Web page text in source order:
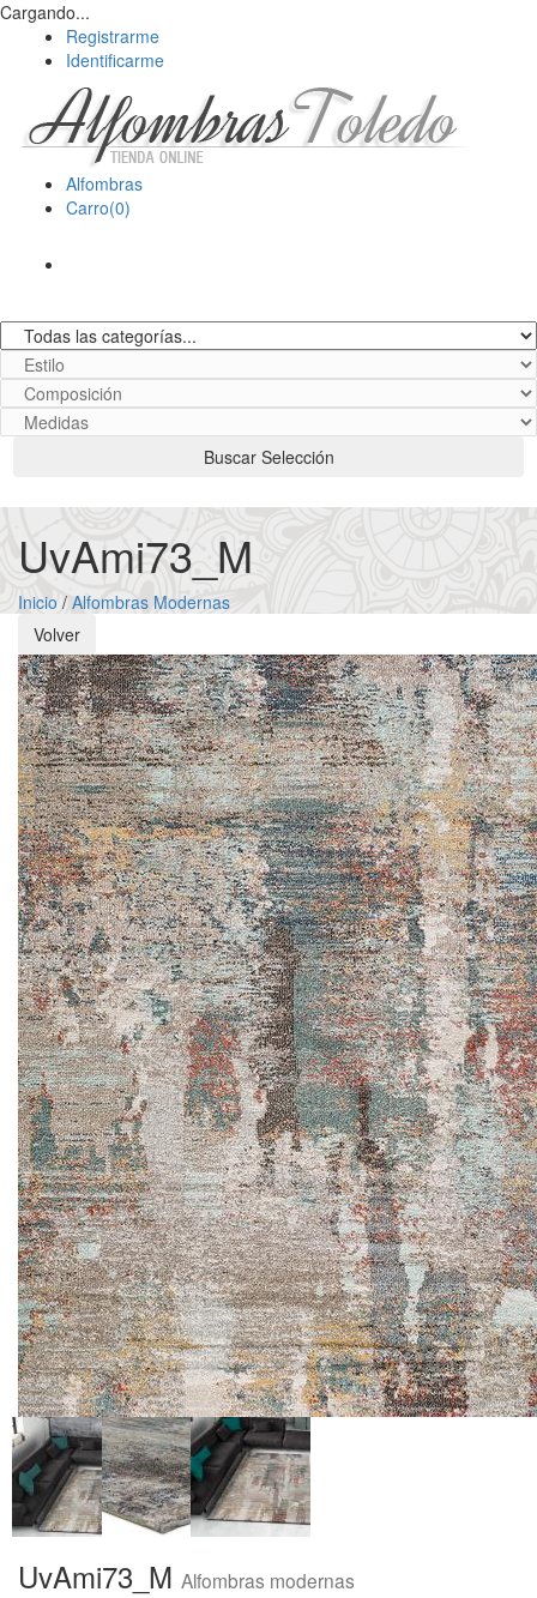
Cargando...
Registrarme
Identificarme
Alfombras
Carro(0)
UvAmi73_M
Inicio / Alfombras Modernas
UvAmi73_M Alfombras modernas